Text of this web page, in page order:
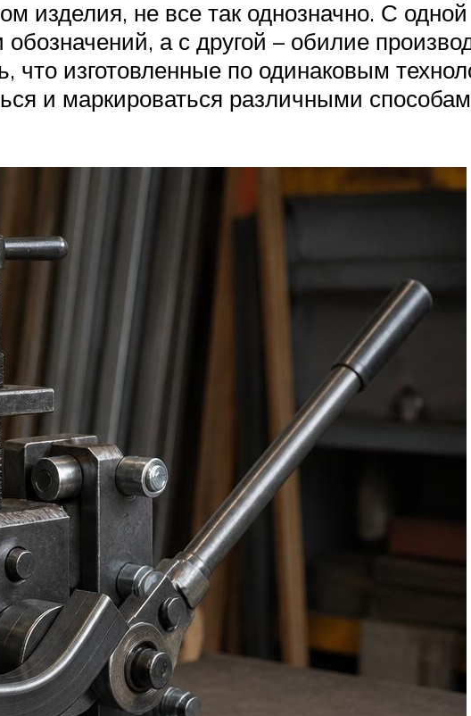
изделия, не все так однозначно. С
а с другой – обилие
что изготовленные по одинаковым
и маркироваться различными